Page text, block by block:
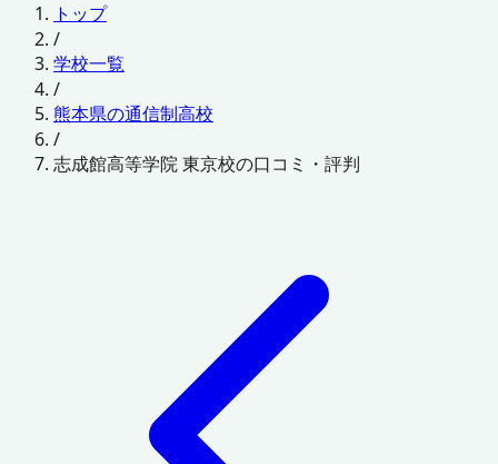
トップ
/
学校一覧
/
熊本県の通信制高校
/
志成館高等学院 東京校の口コミ・評判